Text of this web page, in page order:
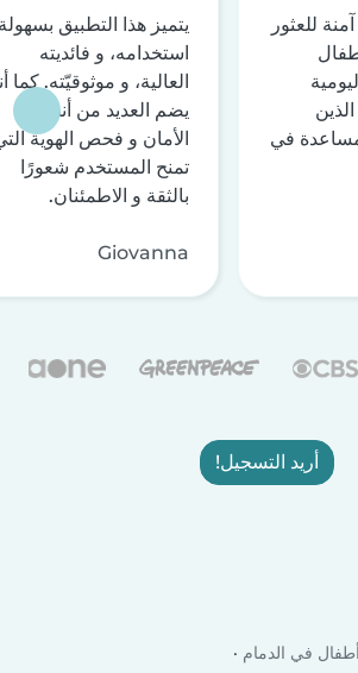
للعثور
في
يتميز هذا التطبيق
استخدامه، و فائديته
العالية، و موثوقيّته. كما
يضم العديد من أنظمة
الأمان و فحص الهوية
تمنح المستخدم شعورًا
بالثقة و الاطمئنان.
Giovanna
أريد التسجيل!
في الدمام